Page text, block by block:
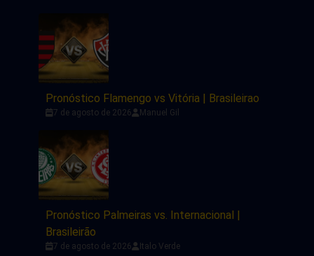
Pronóstico Flamengo vs Vitória | Brasileirao
7 de agosto de 2026 Manuel Gil
Pronóstico Palmeiras vs. Internacional |
Brasileirão
7 de agosto de 2026 Italo Verde